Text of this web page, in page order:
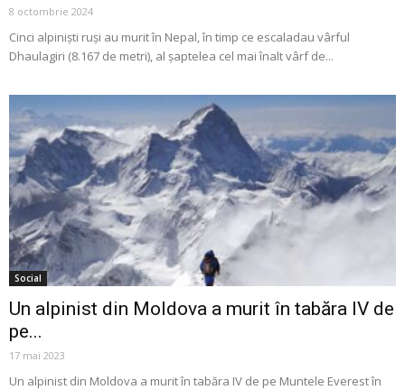
8 octombrie 2024
Cinci alpiniști ruşi au murit în Nepal, în timp ce escaladau vârful
Dhaulagiri (8.167 de metri), al şaptelea cel mai înalt vârf de...
Social
Un alpinist din Moldova a murit în tabăra IV de
pe...
17 mai 2023
Un alpinist din Moldova a murit în tabăra IV de pe Muntele Everest în